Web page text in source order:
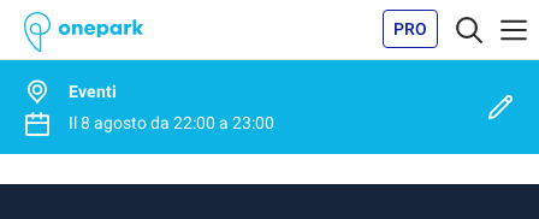
PRO
Eventi
Il8 agostoda 22:00 a 23:00